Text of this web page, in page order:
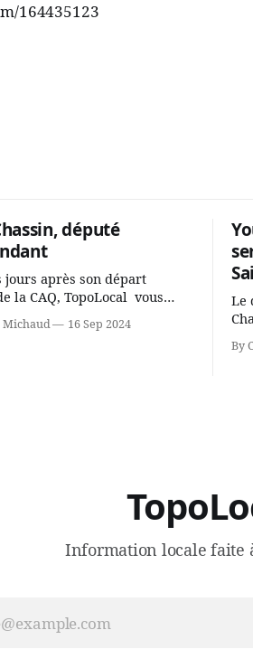
164435123
député
jours après son départ
la CAQ, TopoLocal vous
une conversation avec Youri
avons causé de sa
Michaud 16 Sep 2024
Le
By
Information locale faite